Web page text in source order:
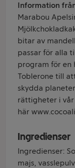
Information
Marabou
bitar av
passar för alla
program för en
Toblerone till
skydda
rättigheter i vår
här
Ingredienser
Ingredienser:
majs,